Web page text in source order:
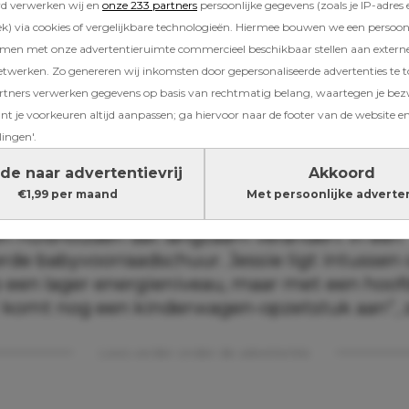
verwerken wij en onze 233 partners persoonlijke gegevens (zoals je IP-adres
via cookies of vergelijkbare technologieën. Hiermee bouwen we een
met onze advertentieruimte commercieel beschikbaar stellen aan
Zo genereren wij inkomsten door gepersonaliseerde advertenties te
verwerken gegevens op basis van rechtmatig belang, waartegen je
je voorkeuren altijd aanpassen; ga hiervoor naar de footer van de website
naar advertentievrij
€1,99 per maand
Akkoord
Met persoonlijke
sfeer bevinden zich Kaj Gorgels en Jessie
hoop drang: nesteldrang, persdrang, ik
Kaj over de huidige situatie terwijl hij
Jessie Jazz Vuijk toeloopt.
bij Jessie Jazz Vuijk
gezet: er wordt niet alleen een baby
huishouden dat langzaam verandert in een
babyvoorraadschuur. Jessie ligt intussen
een lager energieniveau, maar met een
komt nog een kinderwagen-opzetstuk aan”,